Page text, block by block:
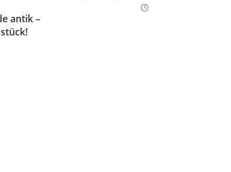
antik –